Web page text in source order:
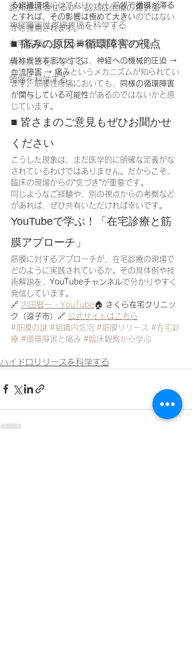
認知症は治せるか～認知症治療の羅針盤
神経障害性疼痛疼痛を科学する
在宅医療における褥瘡管理を科学する
精神疾患を科学する
頭痛を科学する
る組織環境に似ており、もし筋膜で循環が滞る
とすれば、その影響は極めて大きいのではない
かと推測されます。
■ 痛みの原因＝循環障害の視点
脊柱管狭窄症などでは、 神経への機械的圧迫 →
血流障害 → 痛みというメカニズムが知られてい
ます。筋膜性疼痛においても、
同様の循環障害
が関与している可能性があるのではないかと感
じています。
■ 皆さまのご意見もぜひお聞かせ
ください
こうした現象は、まだ医学的に明確な定義がな
されているわけではありません。だからこそ、
臨床の現場からの“気づき”が重要です。
同じようなご経験や、別の視点からの考察など
があれば、ぜひ共有いただければ幸いです。
YouTubeで学ぶ！「在宅診療と筋
膜アプローチ」
筋膜に対するアプローチが、在宅診療の現場で
どのように実践されているか。その具体例や技
術解説を、 YouTubeチャンネルで分かりやすく
発信しています。
🔗 内田賢一 - YouTube 🏠 さくら在宅クリニッ
ク（逗子市） 🔗 公式サイトはこちら
#筋膜の謎 #組織内気泡 #筋膜リリース #在宅診
療 #循環障害と痛み #臨床観察から学ぶ
ハイドロリリースを科学する